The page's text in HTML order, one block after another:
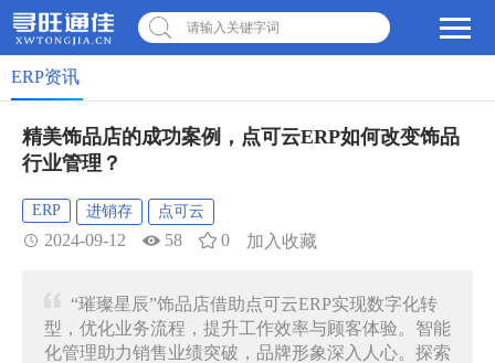
请输入关键字词
ERP资讯
精美饰品店的成功案例，点可云ERP如何改变饰品
行业管理？
ERP 进销存 点可云
2024-09-12 58 0 加入收藏
“璀璨星辰”饰品店借助点可云ERP实现数字化转
型，优化业务流程，提升工作效率与顾客体验。智能
化管理助力销售业绩突破，品牌形象深入人心。探索